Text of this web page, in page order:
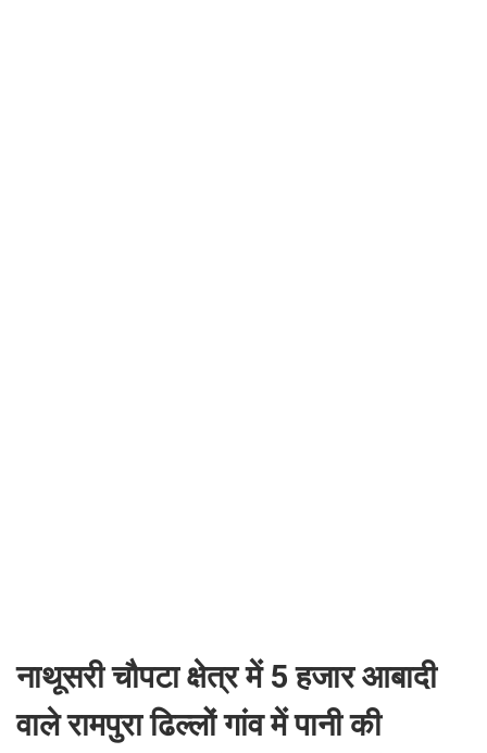
नाथूसरी चौपटा क्षेत्र में 5 हजार आबादी
वाले रामपुरा ढिल्लों गांव में पानी की